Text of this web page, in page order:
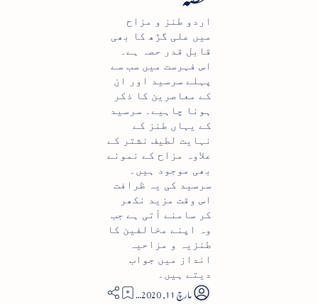
اردو طنز و مزاح
میں علی گڑھ کا بھی
قابل قدر حصہ ہے۔
اس فہرست میں سب سے
پہلے سرسید اور ان
کے معاصرین کا ذکر
ہونا چاہیے۔ سرسید
کے یہاں طنز کے
نہایت لطیف نشتر کے
علاوہ مزاح کے نمونے
بھی موجود ہیں۔
سرسید کی یہ ظرافت
اس وقت مزید نکھر
کر سامنے آتی ہے جب
وہ اپنے مخالفین کا
طنزیہ و مزاحیہ
انداز میں جواب
دیتے ہیں۔
8